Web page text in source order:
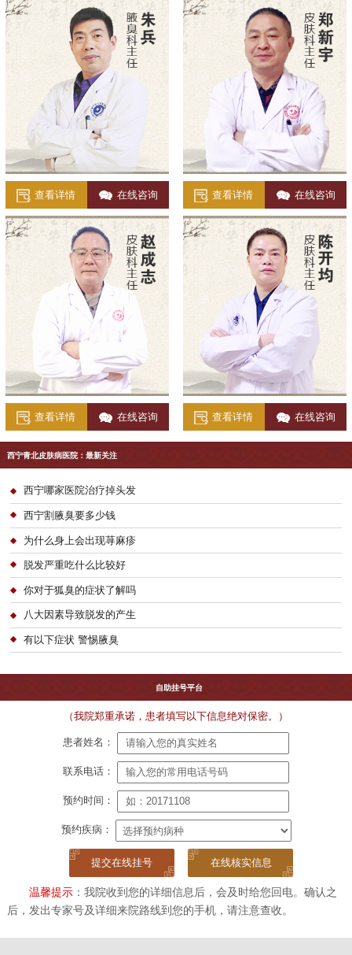
查看详情 在线咨询 查看详情 在线咨询
查看详情 在线咨询 查看详情 在线咨询
西宁青北皮肤病医院：最新关注
西宁哪家医院治疗掉头发
西宁割腋臭要多少钱
为什么身上会出现荨麻疹
脱发严重吃什么比较好
你对于狐臭的症状了解吗
八大因素导致脱发的产生
有以下症状 警惕腋臭
自助挂号平台
（我院郑重承诺，患者填写以下信息绝对保密。）
患者姓名：
联系电话：
预约时间：
预约疾病：
在线核实信息
温馨提示：我院收到您的详细信息后，会及时给您回电。确认之
后，发出专家号及详细来院路线到您的手机，请注意查收。